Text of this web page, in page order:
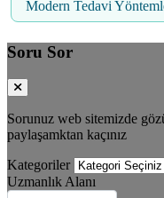
Modern Tedavi
Soru Sor
Sorunuz web sitemizde
paylaşamktan kaçınız
Kategoriler
Uzmanlık Alanı